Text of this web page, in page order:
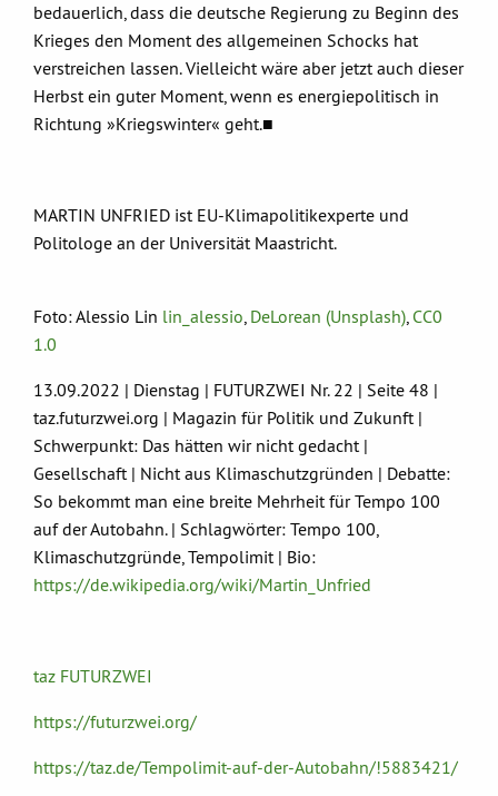
bedauerlich, dass die deutsche Regierung zu Beginn des
Krieges den Moment des allgemeinen Schocks hat
verstreichen lassen. Vielleicht wäre aber jetzt auch dieser
Herbst ein guter Moment, wenn es energiepolitisch in
Richtung »Kriegswinter« geht.■
MARTIN UNFRIED ist EU-Klimapolitikexperte und
Politologe an der Universität Maastricht.
Foto: Alessio Lin lin_alessio, DeLorean (Unsplash), CC0
1.0
13.09.2022 | Dienstag | FUTURZWEI Nr. 22 | Seite 48 |
taz.futurzwei.org | Magazin für Politik und Zukunft |
Schwerpunkt: Das hätten wir nicht gedacht |
Gesellschaft | Nicht aus Klimaschutzgründen | Debatte:
So bekommt man eine breite Mehrheit für Tempo 100
auf der Autobahn. | Schlagwörter: Tempo 100,
Klimaschutzgründe, Tempolimit | Bio:
https://de.wikipedia.org/wiki/Martin_Unfried
taz FUTURZWEI
https://futurzwei.org/
https://taz.de/Tempolimit-auf-der-Autobahn/!5883421/